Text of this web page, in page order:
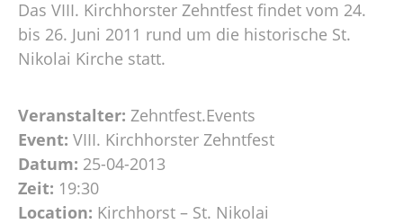
Das VIII. Kirchhorster Zehntfest findet vom 24.
bis 26. Juni 2011 rund um die historische St.
Nikolai Kirche statt.
Veranstalter: Zehntfest.Events
Event: VIII. Kirchhorster Zehntfest
Datum: 25-04-2013
Zeit: 19:30
Location: Kirchhorst – St. Nikolai